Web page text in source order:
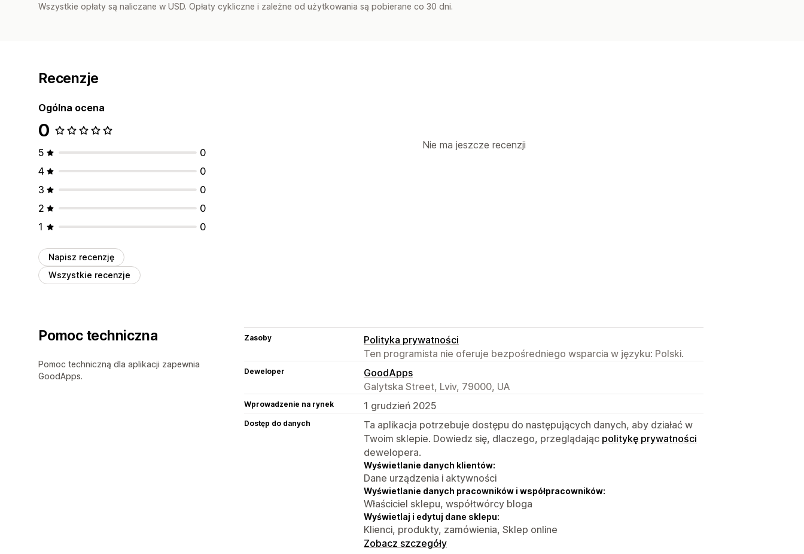
Wszystkie opłaty są naliczane w USD. Opłaty cykliczne i zależne od użytkowania są pobierane co 30 dni.
Recenzje
Ogólna ocena
0
5
0
4
0
3
0
2
0
1
0
Napisz recenzję
Wszystkie recenzje
Nie ma jeszcze recenzji
Pomoc techniczna
Pomoc techniczną dla aplikacji zapewnia
GoodApps.
Zasoby
Polityka prywatności
Ten programista nie oferuje bezpośredniego wsparcia w języku: Polski.
Deweloper
GoodApps
Galytska Street, Lviv, 79000, UA
Wprowadzenie na rynek 1 grudzień 2025
Dostęp do danych
Ta aplikacja potrzebuje dostępu do następujących danych, aby działać w
Twoim sklepie. Dowiedz się, dlaczego, przeglądając politykę prywatności
dewelopera.
Wyświetlanie danych klientów:
Dane urządzenia i aktywności
Wyświetlanie danych pracowników i współpracowników:
Właściciel sklepu, współtwórcy bloga
Wyświetlaj i edytuj dane sklepu:
Klienci, produkty, zamówienia, Sklep online
Zobacz szczegóły